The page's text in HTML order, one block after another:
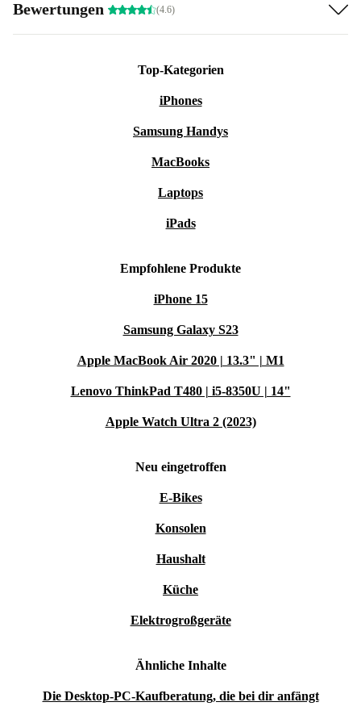
Bewertungen (4.6)
Top-Kategorien
iPhones
Samsung Handys
MacBooks
Laptops
iPads
Empfohlene Produkte
iPhone 15
Samsung Galaxy S23
Apple MacBook Air 2020 | 13.3" | M1
Lenovo ThinkPad T480 | i5-8350U | 14"
Apple Watch Ultra 2 (2023)
Neu eingetroffen
E-Bikes
Konsolen
Haushalt
Küche
Elektrogroßgeräte
Ähnliche Inhalte
Die Desktop-PC-Kaufberatung, die bei dir anfängt